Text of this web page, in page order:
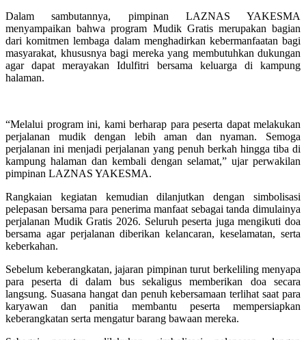
Dalam sambutannya, pimpinan LAZNAS YAKESMA
menyampaikan bahwa program Mudik Gratis merupakan bagian
dari komitmen lembaga dalam menghadirkan kebermanfaatan bagi
masyarakat, khususnya bagi mereka yang membutuhkan dukungan
agar dapat merayakan Idulfitri bersama keluarga di kampung
halaman.
“Melalui program ini, kami berharap para peserta dapat melakukan
perjalanan mudik dengan lebih aman dan nyaman. Semoga
perjalanan ini menjadi perjalanan yang penuh berkah hingga tiba di
kampung halaman dan kembali dengan selamat,” ujar perwakilan
pimpinan LAZNAS YAKESMA.
Rangkaian kegiatan kemudian dilanjutkan dengan simbolisasi
pelepasan bersama para penerima manfaat sebagai tanda dimulainya
perjalanan Mudik Gratis 2026. Seluruh peserta juga mengikuti doa
bersama agar perjalanan diberikan kelancaran, keselamatan, serta
keberkahan.
Sebelum keberangkatan, jajaran pimpinan turut berkeliling menyapa
para peserta di dalam bus sekaligus memberikan doa secara
langsung. Suasana hangat dan penuh kebersamaan terlihat saat para
karyawan dan panitia membantu peserta mempersiapkan
keberangkatan serta mengatur barang bawaan mereka.